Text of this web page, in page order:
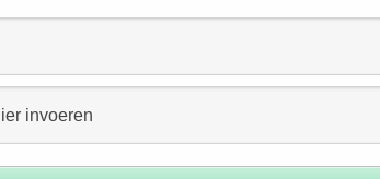
Het volume van Fairtrade
onder andere mogelijk gemaakt door
alle bedrijven in Nederland die Fairtrade